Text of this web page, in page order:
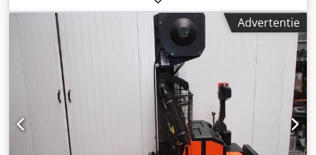
duplex, vorklengte:1.150 mm, totale hoogte:2.620 mm,
overig
, GVW: 1.582 kg Hefcapaciteit: 1.200 kg
NIEUWE BATTERIJCELLEN 24V 3PzS 270Ah, 220V
hoogfrequent lader, Vorklengte 1150 mm, Ruimte tussen
vorken 660 mm, Machinebreedte 900 mm,
Stuurbekrachtiging, Duplex-Freelift mast, Keurig
onderhouden! In Nederland garantie machine 3 maanden,
in Nederland garantie batterij 1 jaar. Crjdpfszqv Atex Adhjf
Advertentie